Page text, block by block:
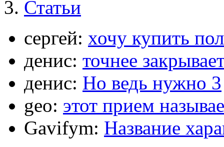
Статьи
сергей: хочу купить
денис: точнее
денис: Но ведь нужно 3
geo: этот прием
Gavifym: Название